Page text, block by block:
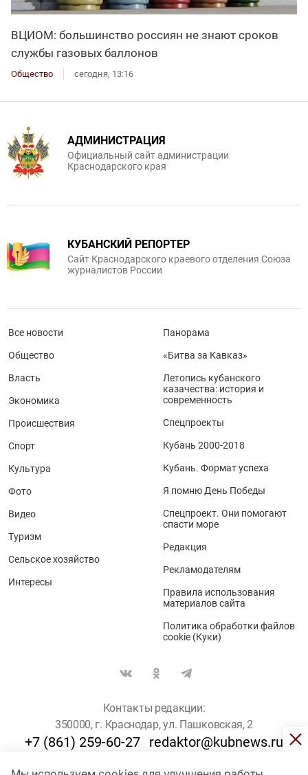
ВЦИОМ: большинство россиян не знают сроков
службы газовых баллонов
Общество сегодня, 13:16
АДМИНИСТРАЦИЯ
Официальный сайт администрации
Краснодарского края
КУБАНСКИЙ РЕПОРТЕР
Сайт Краснодарского краевого отделения Союза
журналистов России
Все новости
Общество
Власть
Экономика
Происшествия
Спорт
Культура
Фото
Видео
Туризм
Сельское хозяйство
Интересы
Панорама
«Битва за Кавказ»
Летопись кубанского
казачества: история и
современность
Спецпроекты
Кубань 2000-2018
Кубань. Формат успеха
Я помню День Победы
Спецпроект. Они помогают
спасти море
Редакция
Рекламодателям
Правила использования
материалов сайта
Политика обработки файлов
cookie (Куки)
Контакты редакции:
350000, г. Краснодар, ул. Пашковская, 2
+7 (861) 259-60-27 redaktor@kubnews.ru